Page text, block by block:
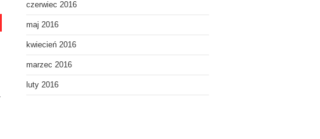
czerwiec 2016
maj 2016
kwiecień 2016
marzec 2016
luty 2016